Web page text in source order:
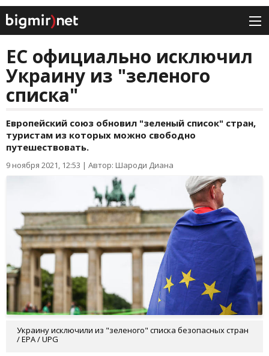
ЕС официально исключил
Украину из "зеленого
списка"
Европейский союз обновил "зеленый список" стран,
туристам из которых можно свободно
путешествовать.
9 ноября 2021, 12:53 | Автор: Шароди Диана
Украину исключили из "зеленого" списка безопасных стран
/ EPA / UPG